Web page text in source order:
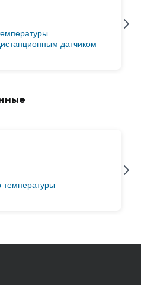
датчиком
температуры